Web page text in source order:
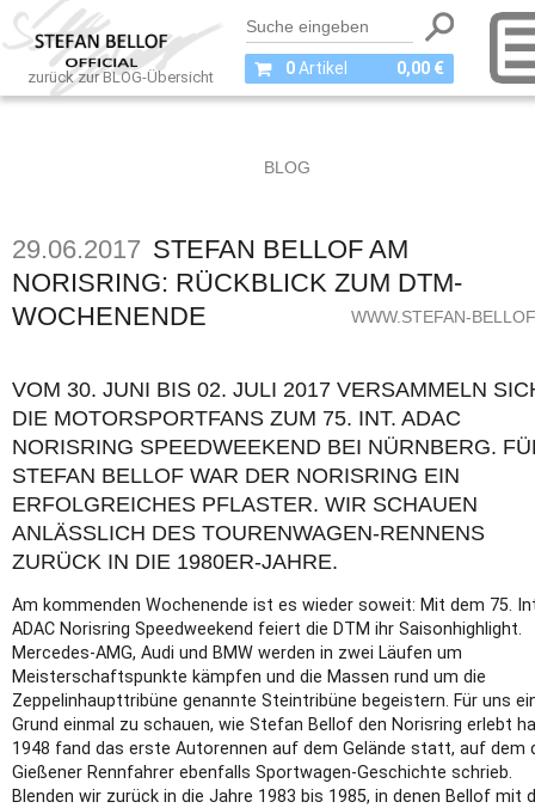
0Artikel 0,00 €
zurück zur BLOG-Übersicht
BLOG
29.06.2017 STEFAN BELLOF AM
NORISRING: RÜCKBLICK ZUM DTM-
WOCHENENDE
WWW.STEFAN-
VOM 30. JUNI BIS 02. JULI 2017 VERSAMMELN
DIE MOTORSPORTFANS ZUM 75. INT. ADAC
NORISRING SPEEDWEEKEND BEI NÜRNBERG.
STEFAN BELLOF WAR DER NORISRING EIN
ERFOLGREICHES PFLASTER. WIR SCHAUEN
ANLÄSSLICH DES TOURENWAGEN-RENNENS
ZURÜCK IN DIE 1980ER-JAHRE.
Am kommenden Wochenende ist es wieder soweit: Mit dem 75.
ADAC Norisring Speedweekend feiert die DTM ihr Saisonhighlight.
Mercedes-AMG, Audi und BMW werden in zwei Läufen um
Meisterschaftspunkte kämpfen und die Massen rund um die
Zeppelinhaupttribüne genannte Steintribüne begeistern. Für uns
Grund einmal zu schauen, wie Stefan Bellof den Norisring erlebt
1948 fand das erste Autorennen auf dem Gelände statt, auf dem
Gießener Rennfahrer ebenfalls Sportwagen-Geschichte schrieb.
Blenden wir zurück in die Jahre 1983 bis 1985, in denen Bellof mit